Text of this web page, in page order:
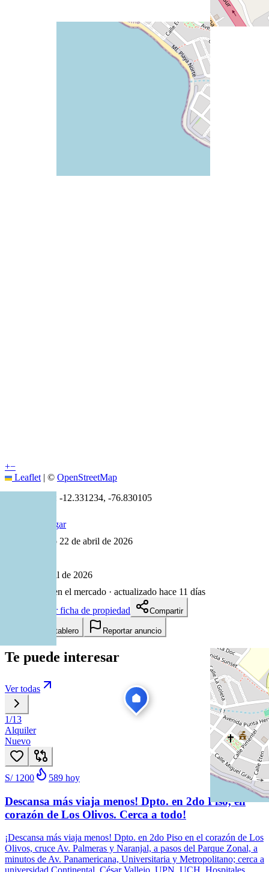
+−
Leaflet | © OpenStreetMap
-12.331234, -76.830105
Cómo llegar
Publicado 22 de abril de 2026
22 de abril de 2026
días en el mercado · actualizado hace 11 días
Descargar ficha de propiedad
Compartir
Añadir a tablero Reportar anuncio
Te puede interesar
Ver todas
1/13
Alquiler
Nuevo
S/ 1200 589 hoy
Descansa más viaja menos! Dpto. en 2do Piso, en
corazón de Los Olivos. Cerca a todo!
¡Descansa más viaja menos! Dpto. en 2do Piso en el corazón de Los
Olivos, cruce Av. Palmeras y Naranjal, a pasos del Parque Zonal, a
minutos de Av. Panamericana, Universitaria y Metropolitano; cerca a